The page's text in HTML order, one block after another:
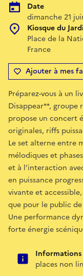
Date
dimanche 21
Kiosque du
Place de la
France
Ajouter à mes
Préparez-vous à un
Disappear**, groupe
propose un concert
originales, riffs
Le set alterne entre
mélodiques et
et à l’interaction
en puissance
vivante et
que pour le public
Une performance
forte énergie
Informations
places non